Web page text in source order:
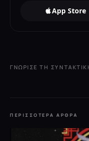
App Store
ΓΝΏΡΙΣΕ ΤΗ
ΠΕΡΙΣΣΌΤΕΡΑ ΆΡΘΡΑ